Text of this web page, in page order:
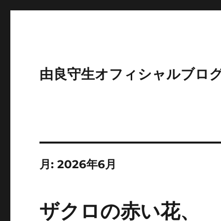
由良守生オフィシャルブロ
月:2026年6月
ザクロの赤い花、